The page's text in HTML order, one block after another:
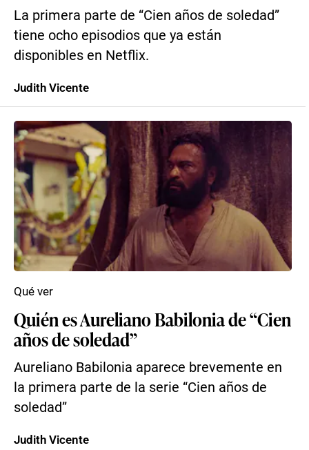
La primera parte de “Cien años de soledad”
tiene ocho episodios que ya están
disponibles en Netflix.
Judith Vicente
Quién es Aureliano Babilonia de “Cien
años de soledad”
Aureliano Babilonia aparece brevemente en
la primera parte de la serie “Cien años de
soledad”
Qué ver
Judith Vicente